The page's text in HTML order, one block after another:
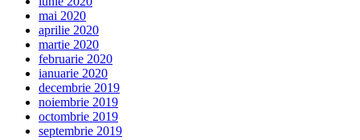
mai 2020
aprilie 2020
martie 2020
februarie 2020
ianuarie 2020
decembrie 2019
noiembrie 2019
octombrie 2019
septembrie 2019